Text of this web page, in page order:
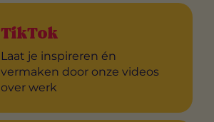
TikTok
Laat je inspireren én
vermaken door onze videos
over werk